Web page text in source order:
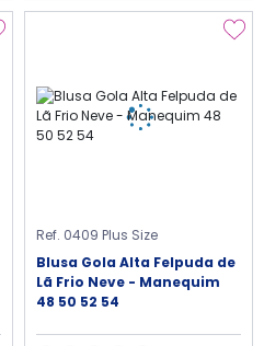
Ref. 0409 Plus Size
Blusa Gola Alta Felpuda de
Lã Frio Neve - Manequim
48 50 52 54